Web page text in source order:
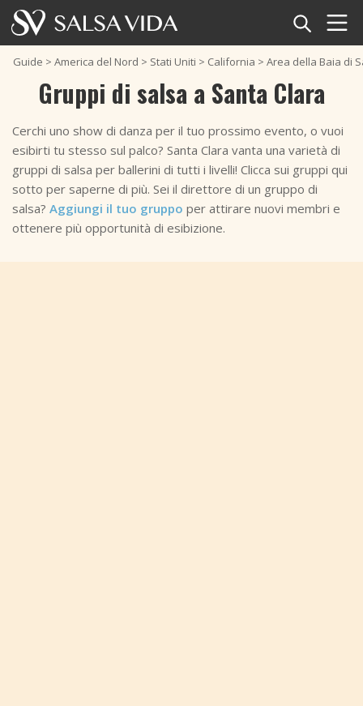
Home
Eventi
Notizie
Articoli
Video
Guide > America del Nord > Stati Uniti > California > Area della Baia di
Gruppi di salsa a Santa Clara
Cerchi uno show di danza per il tuo prossimo evento, o vuoi
esibirti tu stesso sul palco? Santa Clara vanta una varietà di
gruppi di salsa per ballerini di tutti i livelli! Clicca sui gruppi qui
sotto per saperne di più. Sei il direttore di un gruppo di
salsa? Aggiungi il tuo gruppo per attirare nuovi membri e
ottenere più opportunità di esibizione.